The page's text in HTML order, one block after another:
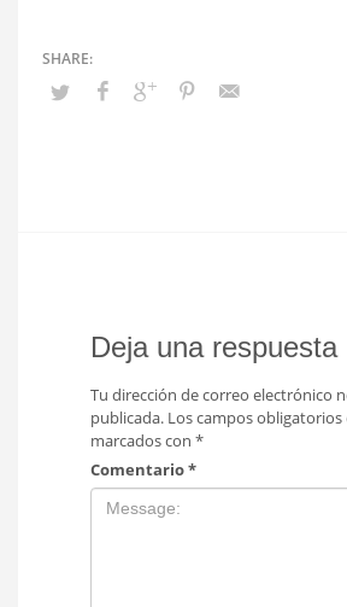
Deja una respuesta
Tu dirección de correo electrónico
publicada. Los campos obligatorios
marcados con *
Comentario*